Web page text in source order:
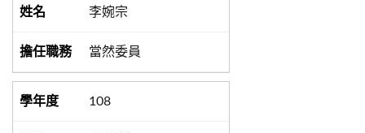
李婉宗
當然委員
108